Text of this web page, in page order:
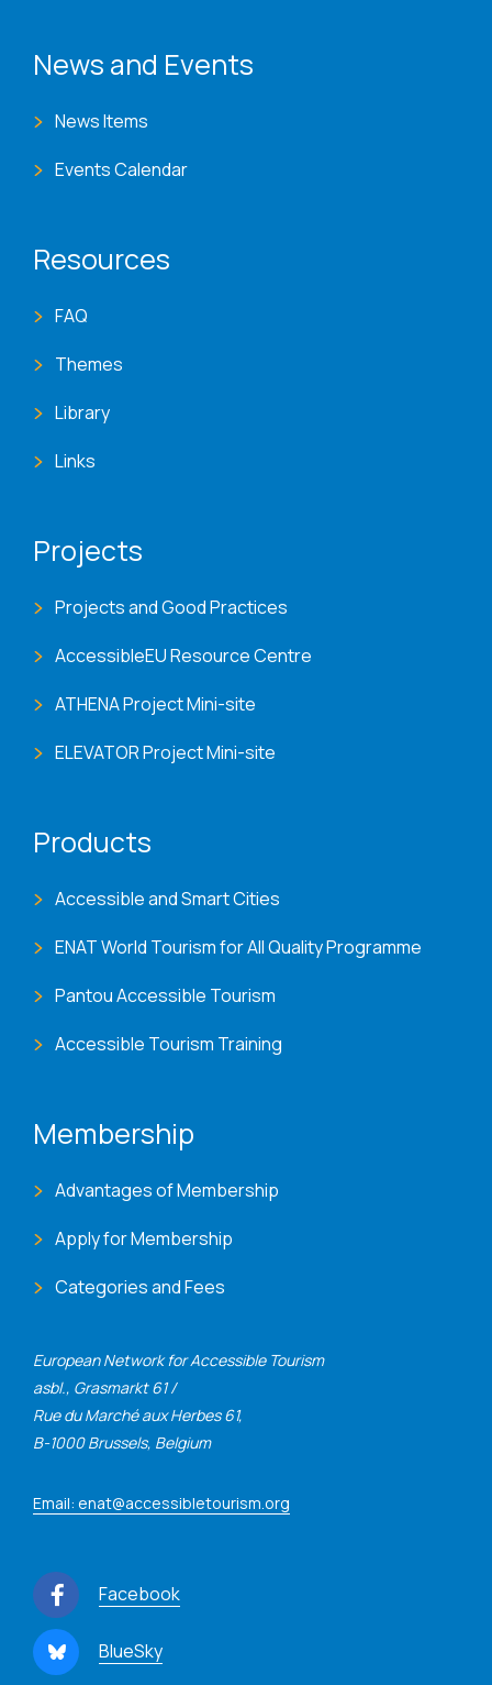
European Network for Accessible Tourism
asbl., Grasmarkt 61 /
Rue du Marché aux Herbes 61,
B-1000 Brussels, Belgium
Email: enat@accessibletourism.org
Facebook
BlueSky
News and Events
News Items
Events Calendar
Resources
FAQ
Themes
Library
Links
Projects
Projects and Good Practices
AccessibleEU Resource Centre
ATHENA Project Mini-site
ELEVATOR Project Mini-site
Products
Accessible and Smart Cities
ENAT World Tourism for All Quality Programme
Pantou Accessible Tourism
Accessible Tourism Training
Membership
Advantages of Membership
Apply for Membership
Categories and Fees